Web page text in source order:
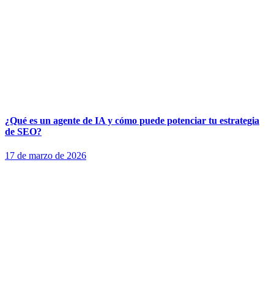
¿Qué es un agente de IA y cómo puede potenciar tu estrategia
de SEO?
17 de marzo de 2026